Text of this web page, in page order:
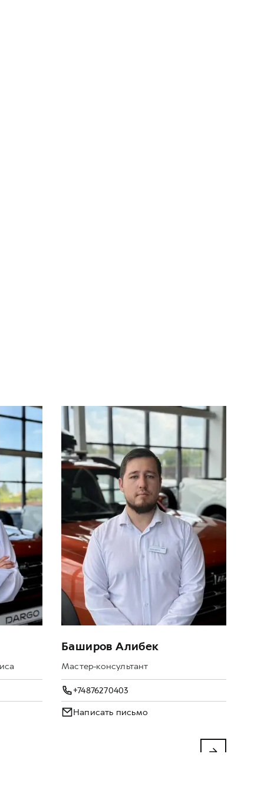
Баширов Алибек
Мастер-консультант
+74876270403
Написать письмо